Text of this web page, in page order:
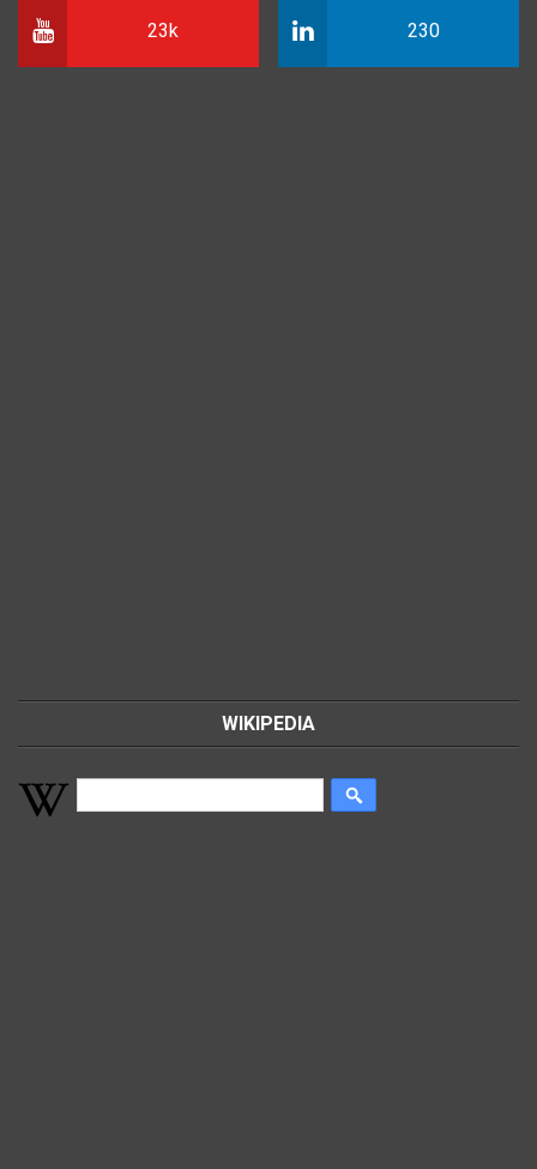
23k 230
WIKIPEDIA